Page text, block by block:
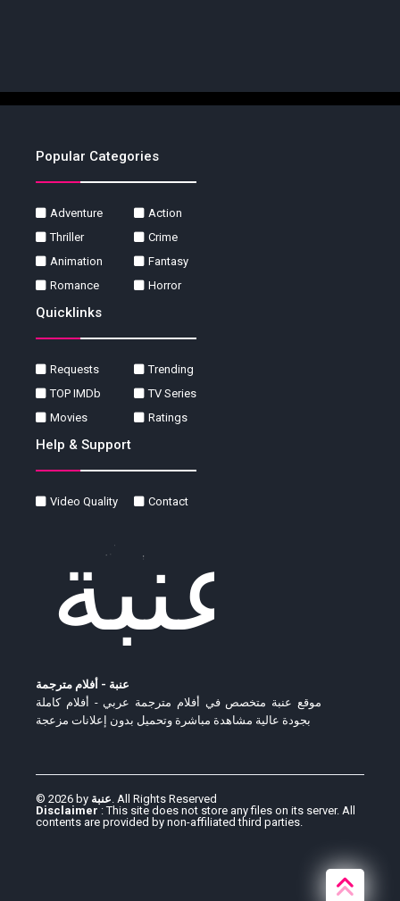
Popular Categories
Adventure
Action
Thriller
Crime
Animation
Fantasy
Romance
Horror
Quicklinks
Requests
Trending
TOP IMDb
TV Series
Movies
Ratings
Help & Support
Video Quality Contact
عنبة - أفلام مترجمة
موقع عنبة متخصص في أفلام مترجمة عربي - أفلام كاملة
بجودة عالية مشاهدة مباشرة وتحميل بدون إعلانات مزعجة
© 2026 by عنبة. All Rights Reserved
Disclaimer : This site does not store any files on its server. All
contents are provided by non-affiliated third parties.